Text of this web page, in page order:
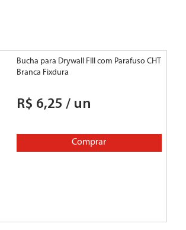
Bucha para Drywall FIII com Parafuso CHT
Branca Fixdura
R$ 6,25 / un
Comprar